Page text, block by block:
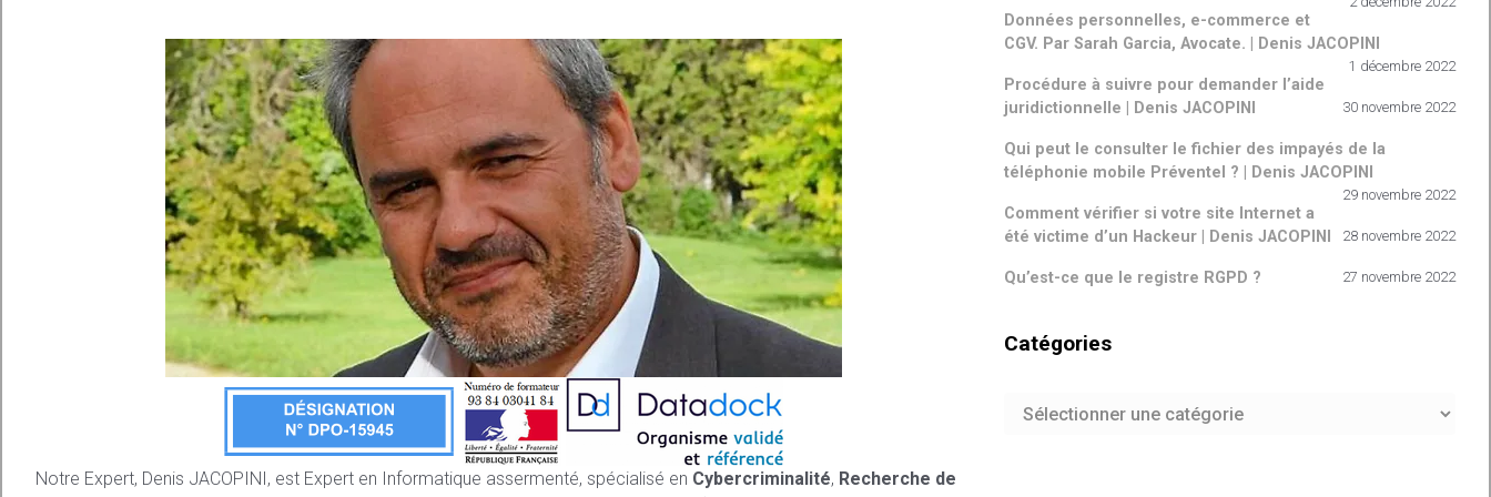
Notre Expert, Denis JACOPINI, est Expert en Informatique assermenté, spécialisé en Cybercriminalité, Recherche de
Données personnelles, e-commerce et
CGV. Par Sarah Garcia, Avocate. | Denis JACOPINI
1 décembre 2022
Procédure à suivre pour demander l’aide
juridictionnelle | Denis JACOPINI
30 novembre 2022
Qui peut le consulter le fichier des impayés de la
téléphonie mobile Préventel ? | Denis JACOPINI
29 novembre 2022
Comment vérifier si votre site Internet a
été victime d’un Hackeur | Denis JACOPINI
28 novembre 2022
Qu’est-ce que le registre RGPD ? 27 novembre 2022
Catégories
Catégories